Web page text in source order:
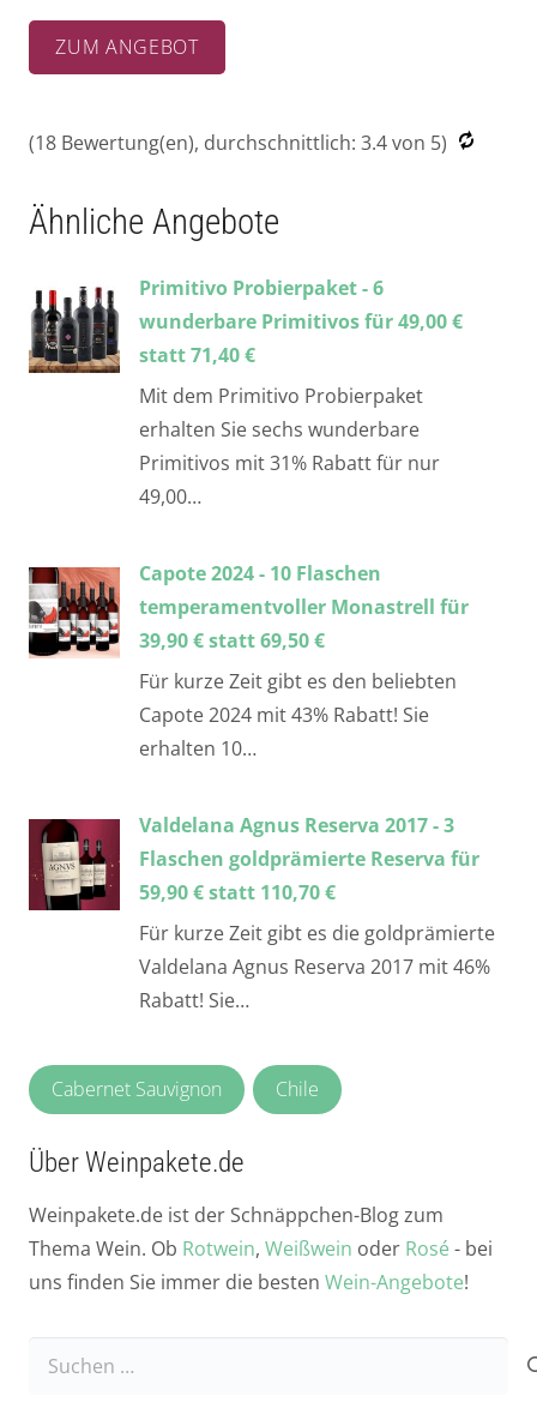
ZUM ANGEBOT
(18 Bewertung(en), durchschnittlich: 3.4von 5)
Ähnliche Angebote
Primitivo Probierpaket - 6
wunderbare Primitivos für 49,00 €
statt 71,40 €
Mit dem Primitivo Probierpaket
erhalten Sie sechs wunderbare
Primitivos mit 31% Rabatt für nur
49,00…
Capote 2024 - 10 Flaschen
temperamentvoller Monastrell für
39,90 € statt 69,50 €
Für kurze Zeit gibt es den beliebten
Capote 2024 mit 43% Rabatt! Sie
erhalten 10…
Valdelana Agnus Reserva 2017 - 3
Flaschen goldprämierte Reserva für
59,90 € statt 110,70 €
Für kurze Zeit gibt es die goldprämierte
Valdelana Agnus Reserva 2017 mit 46%
Rabatt! Sie…
Cabernet Sauvignon Chile
Über Weinpakete.de
Weinpakete.de ist der Schnäppchen-Blog zum
Thema Wein. Ob Rotwein, Weißwein oder Rosé - bei
uns finden Sie immer die besten Wein-Angebote!
Suchen